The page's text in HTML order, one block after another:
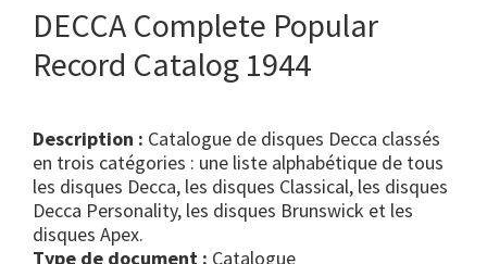
DECCA Complete Popular
Record Catalog 1944
Description : Catalogue de disques Decca classés
en trois catégories : une liste alphabétique de tous
les disques Decca, les disques Classical, les disques
Decca Personality, les disques Brunswick et les
disques Apex.
Type de document :
catalogue